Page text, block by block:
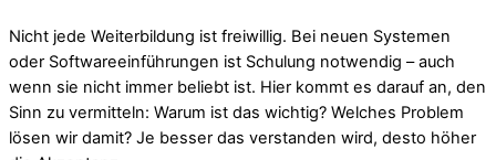
Nicht jede Weiterbildung ist freiwillig. Bei neuen Systemen
oder Softwareeinführungen ist Schulung notwendig – auch
wenn sie nicht immer beliebt ist. Hier kommt es darauf an, den
Sinn zu vermitteln: Warum ist das wichtig? Welches Problem
lösen wir damit? Je besser das verstanden wird, desto höher